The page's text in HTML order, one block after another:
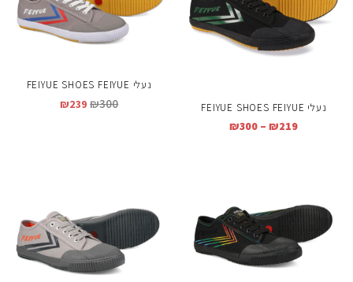
נעלי FEIYUE SHOES FEIYUE
₪219
–
₪300
נעלי FEIYUE SHOES FEIYUE
₪300
₪239